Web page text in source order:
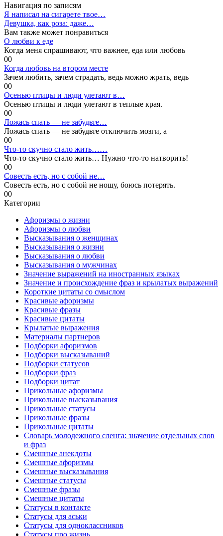
Навигация по записям
Я написал на сигарете твое…
Девушка, как роза: даже…
Вам также может понравиться
О любви к еде
Когда меня спрашивают, что важнее, еда или любовь
00
Когда любовь на втором месте
Зачем любить, зачем страдать, ведь можно жрать, ведь
00
Осенью птицы и люди улетают в…
Осенью птицы и люди улетают в теплые края.
00
Ложась спать — не забудьте…
Ложась спать — не забудьте отключить мозги, а
00
Что-то скучно стало жить……
Что-то скучно стало жить… Нужно что-то натворить!
00
Совесть есть, но с собой не…
Совесть есть, но с собой не ношу, боюсь потерять.
00
Категории
Афоризмы о жизни
Афоризмы о любви
Высказывания о женщинах
Высказывания о жизни
Высказывания о любви
Высказывания о мужчинах
Значение выражений на иностранных языках
Значение и происхождение фраз и крылатых выражений
Короткие цитаты со смыслом
Красивые афоризмы
Красивые фразы
Красивые цитаты
Крылатые выражения
Материалы партнеров
Подборки афоризмов
Подборки высказываний
Подборки статусов
Подборки фраз
Подборки цитат
Прикольные афоризмы
Прикольные высказывания
Прикольные статусы
Прикольные фразы
Прикольные цитаты
Словарь молодежного сленга: значение отдельных слов
и фраз
Смешные анекдоты
Смешные афоризмы
Смешные высказывания
Смешные статусы
Смешные фразы
Смешные цитаты
Статусы в контакте
Статусы для аськи
Статусы для одноклассников
Статусы про жизнь